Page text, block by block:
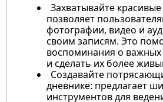
Захватывайте
позволяет
фотографии, видео и
своим записям. Это
воспоминания о
и сделать их более
Создавайте
дневнике: предлагает
инструментов для